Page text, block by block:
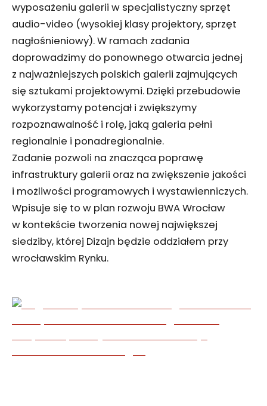
wyposażeniu galerii w specjalistyczny sprzęt
audio-video (wysokiej klasy projektory, sprzęt
nagłośnieniowy). W ramach zadania
doprowadzimy do ponownego otwarcia jednej
z najważniejszych polskich galerii zajmujących
się sztukami projektowymi. Dzięki przebudowie
wykorzystamy potencjał i zwiększymy
rozpoznawalność i rolę, jaką galeria pełni
regionalnie i ponadregionalnie.
Zadanie pozwoli na znacząca poprawę
infrastruktury galerii oraz na zwiększenie jakości
i możliwości programowych i wystawienniczych.
Wpisuje się to w plan rozwoju BWA Wrocław
w kontekście tworzenia nowej największej
siedziby, której Dizajn będzie oddziałem przy
wrocławskim Rynku.